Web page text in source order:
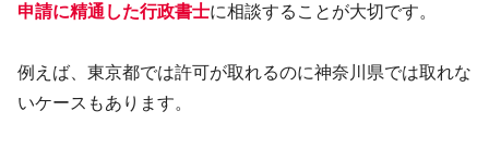
申請に精通した行政書士に相談することが大切です。
例えば、東京都では許可が取れるのに神奈川県では取れな
いケースもあります。